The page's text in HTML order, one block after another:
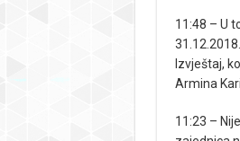
11:48 – U
Izvještaj,
Armina
11:23 –